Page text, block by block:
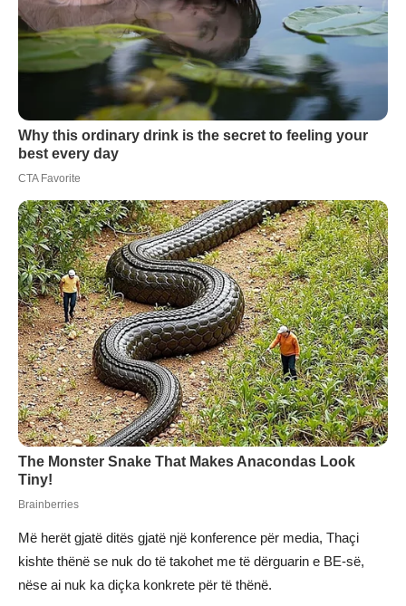
Më herët gjatë ditës gjatë një konference për media, Thaçi
kishte thënë se nuk do të takohet me të dërguarin e BE-së,
nëse ai nuk ka diçka konkrete për të thënë.